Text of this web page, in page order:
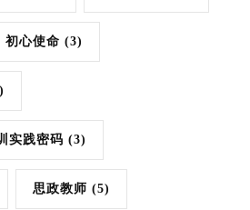
初心使命 (3)
实践密码 (3)
思政教师 (5)